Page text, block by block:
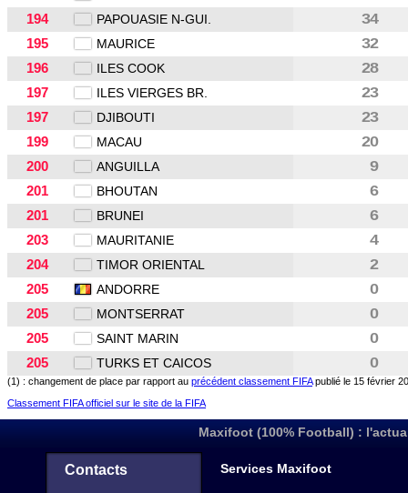
194
PAPOUASIE N-GUI.
34
195
MAURICE
32
196
ILES COOK
28
197
ILES VIERGES BR.
23
197
DJIBOUTI
23
199
MACAU
20
200
ANGUILLA
9
201
BHOUTAN
6
201
BRUNEI
6
203
MAURITANIE
4
204
TIMOR ORIENTAL
2
205
ANDORRE
0
205
MONTSERRAT
0
205
SAINT MARIN
0
205
TURKS ET CAICOS 0
(1) : changement de place par rapport au précédent classement FIFApublié le 15 février
Classement FIFA officiel sur le site de la FIFA
Maxifoot (100% Football) :
Contacts Services Maxifoot